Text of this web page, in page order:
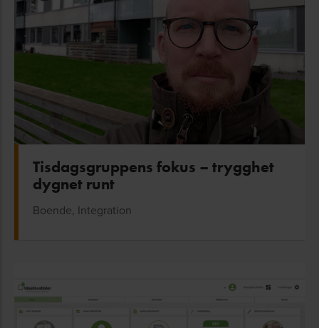
Tisdagsgruppens fokus – trygghet
dygnet runt
Boende, Integration